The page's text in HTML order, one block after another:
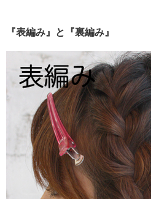
『表編み』と『裏編み』